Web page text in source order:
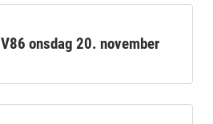
V86 onsdag 20. november